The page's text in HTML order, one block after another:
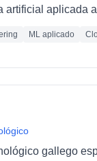
artificial aplicada
ML aplicado
gallego